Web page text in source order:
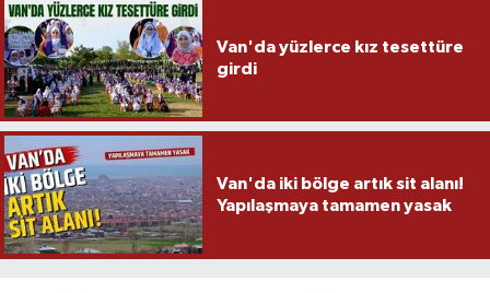
Van'da yüzlerce kız tesettüre
girdi
Van'da iki bölge artık sit alanı!
Yapılaşmaya tamamen yasak